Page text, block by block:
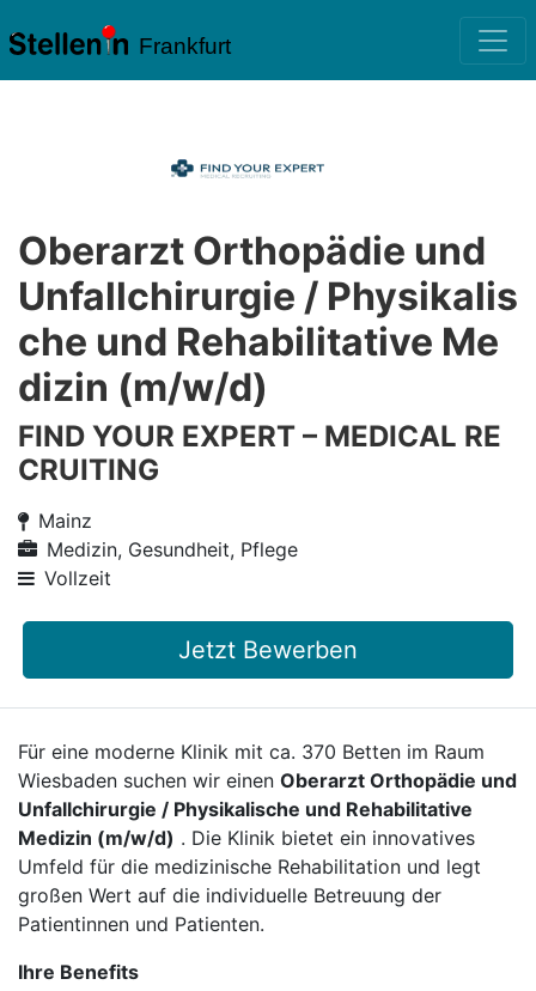
Frankfurt
Oberarzt Orthopädie und
Unfallchirurgie / Physikalis
che und Rehabilitative Me
dizin (m/w/d)
FIND YOUR EXPERT – MEDICAL RE
CRUITING
Mainz
Medizin, Gesundheit, Pflege
Vollzeit
Jetzt Bewerben
Für eine moderne Klinik mit ca. 370 Betten im Raum
Wiesbaden suchen wir einen Oberarzt Orthopädie und
Unfallchirurgie / Physikalische und Rehabilitative
Medizin (m/w/d) . Die Klinik bietet ein innovatives
Umfeld für die medizinische Rehabilitation und legt
großen Wert auf die individuelle Betreuung der
Patientinnen und Patienten.
Ihre Benefits